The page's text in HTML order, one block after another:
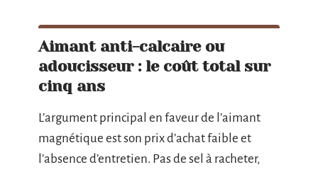
Aimant anti-calcaire ou
adoucisseur : le coût total sur
cinq ans
L’argument principal en faveur de l’aimant
magnétique est son prix d’achat faible et
l’absence d’entretien. Pas de sel à racheter,